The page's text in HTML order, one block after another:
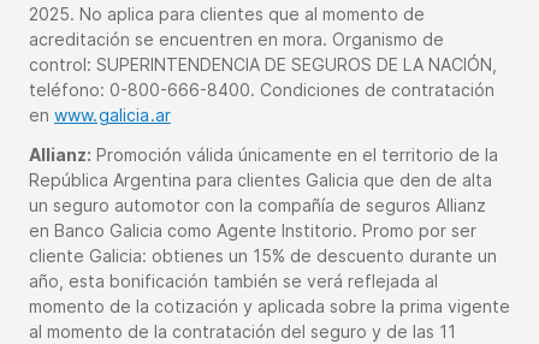
2025. No aplica para clientes que al momento de
acreditación se encuentren en mora. Organismo de
control: SUPERINTENDENCIA DE SEGUROS DE LA NACIÓN,
teléfono: 0-800-666-8400. Condiciones de contratación
en www.galicia.ar
Allianz: Promoción válida únicamente en el territorio de la
República Argentina para clientes Galicia que den de alta
un seguro automotor con la compañía de seguros Allianz
en Banco Galicia como Agente Institorio. Promo por ser
cliente Galicia: obtienes un 15% de descuento durante un
año, esta bonificación también se verá reflejada al
momento de la cotización y aplicada sobre la prima vigente
al momento de la contratación del seguro y de las 11